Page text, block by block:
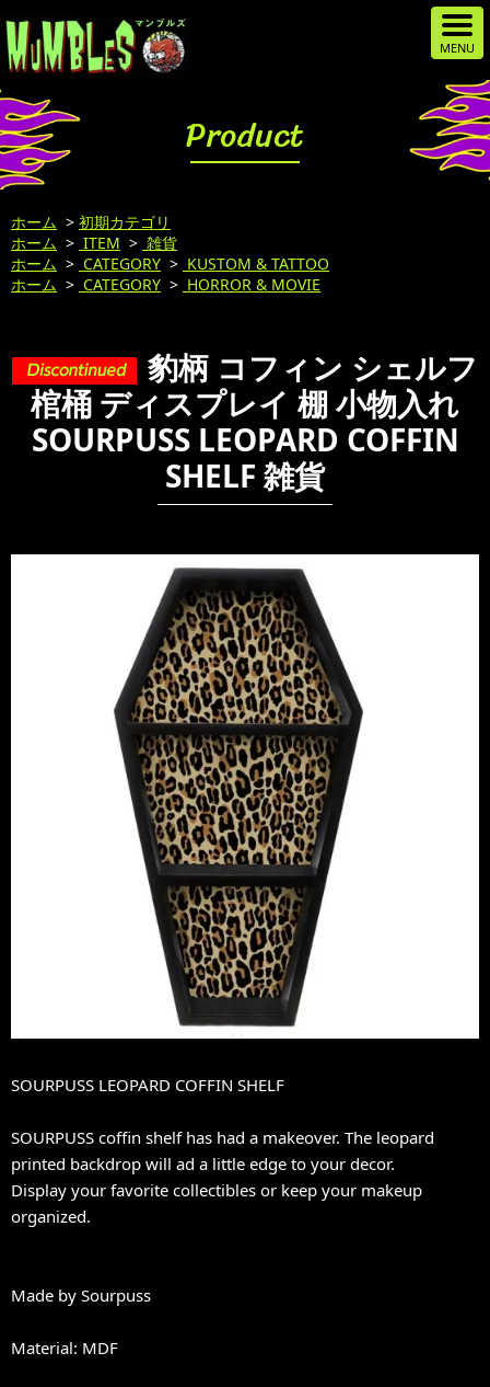
Product
ホーム > 初期カテゴリ
ホーム > ITEM > 雑貨
ホーム > CATEGORY > KUSTOM & TATTOO
ホーム > CATEGORY > HORROR & MOVIE
豹柄 コフィン シェルフ
棺桶 ディスプレイ 棚 小物入れ
SOURPUSS LEOPARD COFFIN
SHELF 雑貨
SOURPUSS LEOPARD COFFIN SHELF
SOURPUSS coffin shelf has had a makeover. The leopard
printed backdrop will ad a little edge to your decor.
Display your favorite collectibles or keep your makeup
organized.
Made by Sourpuss
Material: MDF